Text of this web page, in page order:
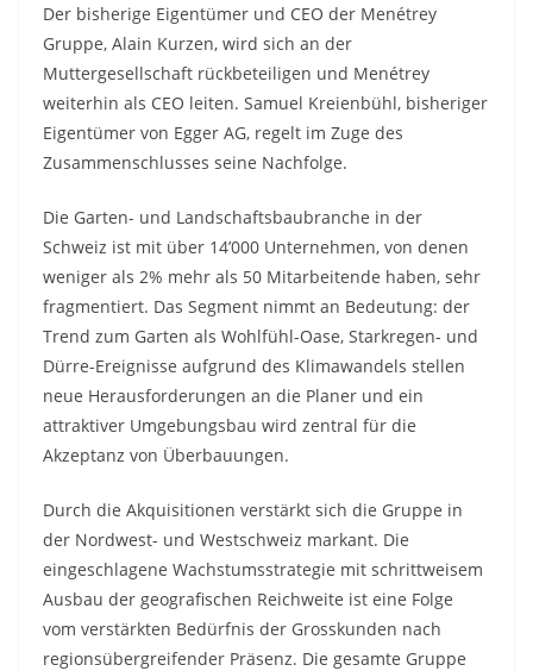
Der bisherige Eigentümer und CEO der Menétrey
Gruppe, Alain Kurzen, wird sich an der
Muttergesellschaft rückbeteiligen und Menétrey
weiterhin als CEO leiten. Samuel Kreienbühl, bisheriger
Eigentümer von Egger AG, regelt im Zuge des
Zusammenschlusses seine Nachfolge.
Die Garten- und Landschaftsbaubranche in der
Schweiz ist mit über 14’000 Unternehmen, von denen
weniger als 2% mehr als 50 Mitarbeitende haben, sehr
fragmentiert. Das Segment nimmt an Bedeutung: der
Trend zum Garten als Wohlfühl-Oase, Starkregen- und
Dürre-Ereignisse aufgrund des Klimawandels stellen
neue Herausforderungen an die Planer und ein
attraktiver Umgebungsbau wird zentral für die
Akzeptanz von Überbauungen.
Durch die Akquisitionen verstärkt sich die Gruppe in
der Nordwest- und Westschweiz markant. Die
eingeschlagene Wachstumsstrategie mit schrittweisem
Ausbau der geografischen Reichweite ist eine Folge
vom verstärkten Bedürfnis der Grosskunden nach
regionsübergreifender Präsenz. Die gesamte Gruppe